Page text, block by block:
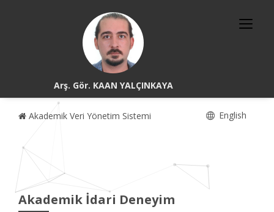
Arş. Gör. KAAN YALÇINKAYA
Akademik Veri Yönetim Sistemi English
Akademik İdari Deneyim